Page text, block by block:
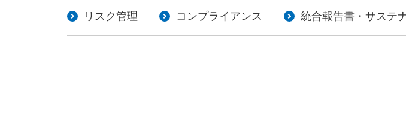
リスク管理 コンプライアンス 統合報告書・サステ